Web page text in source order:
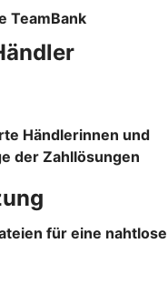
TeamBank
Händlerinnen und
der Zahllösungen
für eine nahtlose